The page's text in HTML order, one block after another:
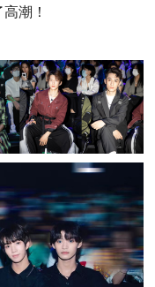
潮！